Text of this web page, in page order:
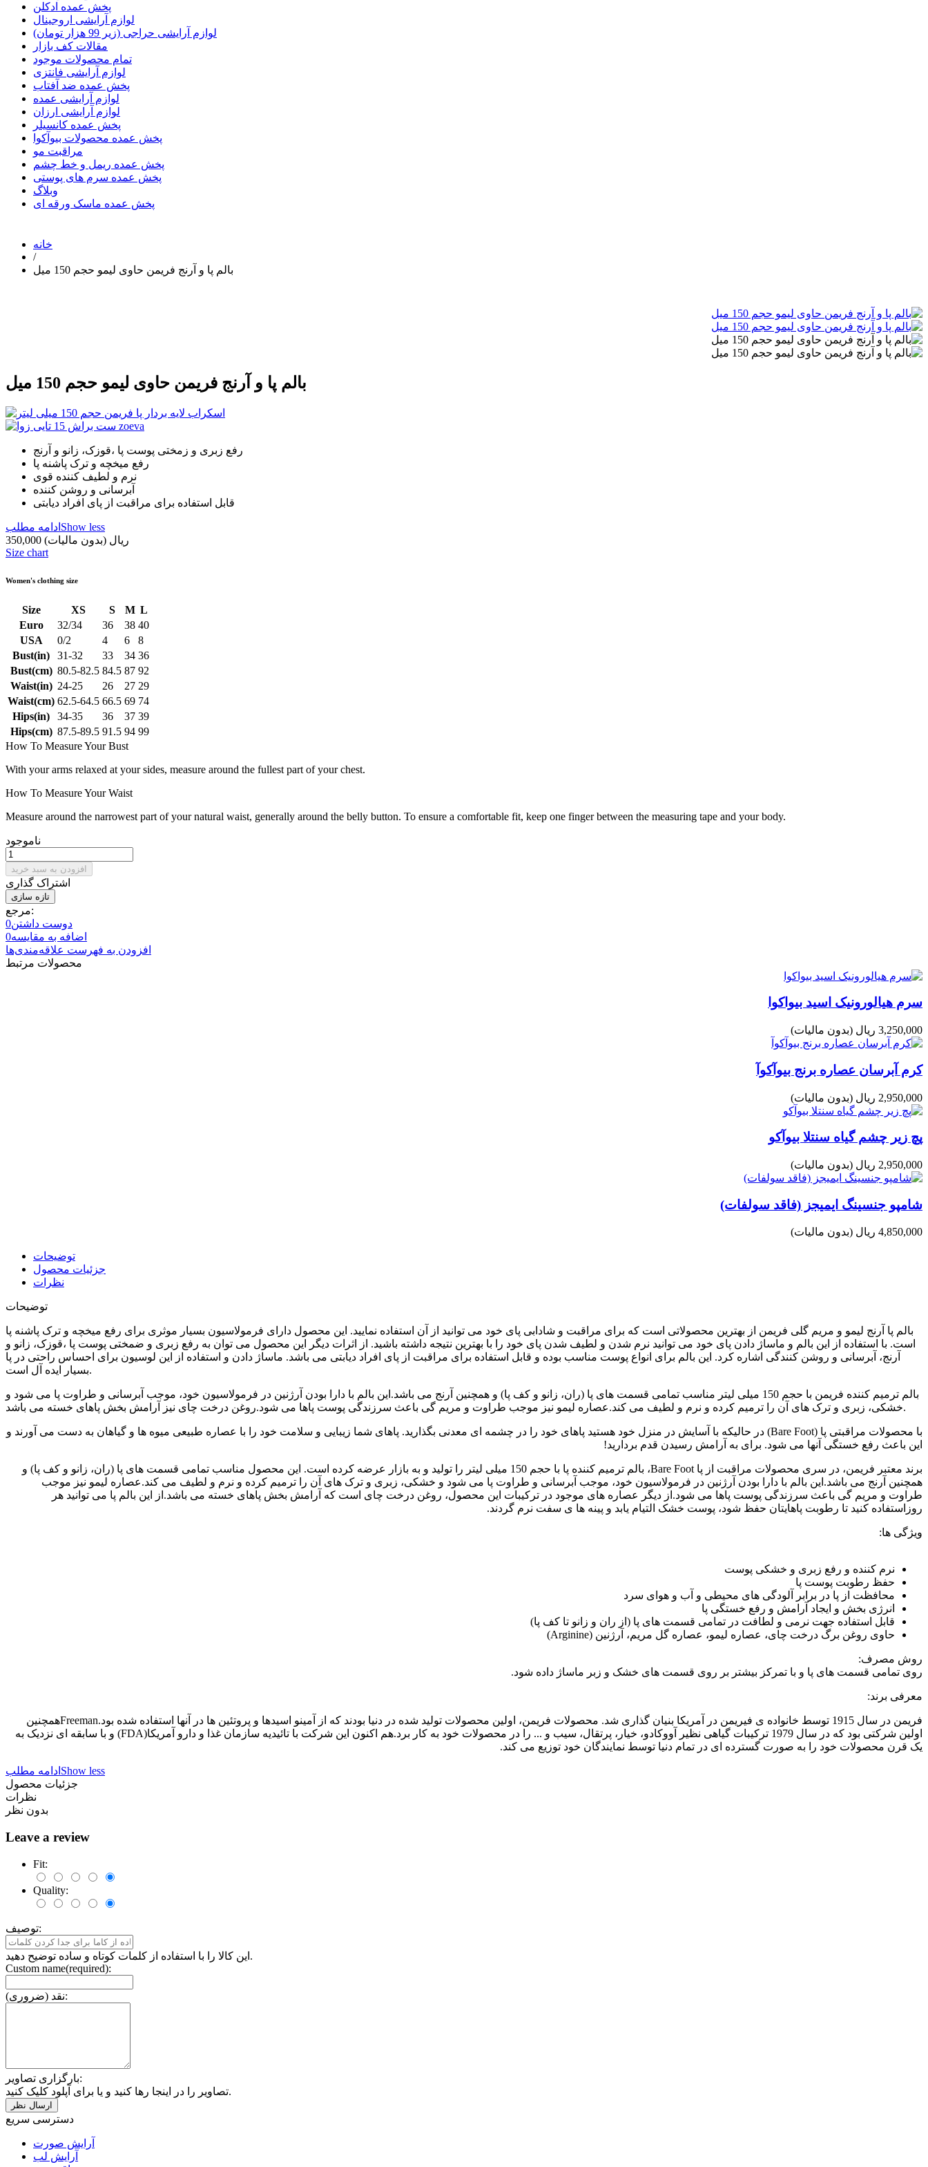
پخش عمده ادکلن
لوازم آرایشی اروجینال
لوازم آرایشی حراجی (زیر 99 هزار تومان)
مقالات کف بازار
تمام محصولات موجود
لوازم آرایشی فانتزی
پخش عمده ضد آفتاب
لوازم آرایشی عمده
لوازم آرایشی ارزان
پخش عمده کانسیلر
پخش عمده محصولات بیوآکوا
مراقبت مو
پخش عمده ریمل و خط چشم
پخش عمده سرم های پوستی
وبلاگ
پخش عمده ماسک ورقه ای
خانه
/
بالم پا و آرنج فریمن حاوی لیمو حجم 150 میل
بالم پا و آرنج فریمن حاوی لیمو حجم 150 میل
رفع زبری و زمختی پوست پا ،قوزک، زانو و آرنج
رفع میخچه و ترک پاشنه پا
نرم و لطیف کننده قوی
آبرسانی و روشن کننده
قابل استفاده برای مراقبت از پای افراد دیابتی
ادامه مطلب Show less
350,000 ریال (بدون مالیات)
Size chart
Women's clothing size
Size XS S M L
Euro
32/34 36 38 40
USA
0/2 4 6
8
Bust(in)
31-32 33 34 36
Bust(cm) 80.5-82.5 84.5 87 92
Waist(in) 24-25 26 27 29
Waist(cm) 62.5-64.5 66.5 69 74
Hips(in)
34-35 36 37 39
Hips(cm) 87.5-89.5 91.5 94 99
How To Measure Your Bust
With your arms relaxed at your sides, measure around the fullest part of your chest.
How To Measure Your Waist
Measure around the narrowest part of your natural waist, generally around the belly button. To ensure a comfortable fit, keep one finger between the measuring tape and your body.
ناموجود
افزودن به سبد خرید
اشتراک گذاری
مرجع:
دوست داشتن0
اضافه به مقایسه0
افزودن به فهرست علاقه‌مندی‌ها
محصولات مرتبط
سرم هیالورونیک اسید بیواکوا
3,250,000 ریال (بدون مالیات)
کرم آبرسان عصاره برنج بیوآکوآ
2,950,000 ریال (بدون مالیات)
پچ زیر چشم گیاه سنتلا بیوآکو
2,950,000 ریال (بدون مالیات)
شامپو جنسینگ ایمیجز (فاقد سولفات)
4,850,000 ریال (بدون مالیات)
توضیحات
جزئیات محصول
نظرات
توضیحات
بالم پا آرنج لیمو و مریم گلی فریمن از بهترین محصولاتی است که برای مراقبت و شادابی پای خود می توانید از آن استفاده نمایید. این محصول دارای فرمولاسیون بسیار موثری برای رفع میخچه و ترک پاشنه پا
است. با استفاده از این بالم و ماساژ دادن پای خود می توانید نرم شدن و لطیف شدن پای خود را با بهترین نتیجه داشته باشید. از اثرات دیگر این محصول می توان به رفع زبری و ضمختی پوست پا ،قوزک، زانو و
آرنج، آبرسانی و روشن کنندگی اشاره کرد. این بالم برای انواع پوست مناسب بوده و قابل استفاده برای مراقبت از پای افراد دیابتی می باشد. ماساژ دادن و استفاده از این لوسیون برای احساس راحتی در پا
بسیار ایده آل است.
بالم ترمیم کننده فریمن با حجم 150 میلی لیتر مناسب تمامی قسمت های پا (ران، زانو و کف پا) و همچنین آرنج می باشد.این بالم با دارا بودن آرژنین در فرمولاسیون خود، موجب آبرسانی و طراوت پا می شود و
خشکی، زبری و ترک های آن را ترمیم کرده و نرم و لطیف می کند.عصاره لیمو نیز موجب طراوت و مریم گی باعث سرزندگی پوست پاها می شود.روغن درخت چای نیز آرامش بخش پاهای خسته می باشد.
با محصولات مراقبتی پا (Bare Foot) در حالیکه با آسایش در منزل خود هستید پاهای خود را در چشمه ای معدنی بگذارید. پاهای شما زیبایی و سلامت خود را با عصاره طبیعی میوه ها و گیاهان به دست می آورند و
این باعث رفع خستگی آنها می شود. برای به آرامش رسیدن قدم بردارید!
برند معتبر فریمن، در سری محصولات مراقبت از پا Bare Foot، بالم ترمیم کننده پا با حجم 150 میلی لیتر را تولید و به بازار عرضه کرده است. این محصول مناسب تمامی قسمت های پا (ران، زانو و کف پا) و
همچنین آرنج می باشد.این بالم با دارا بودن آرژنین در فرمولاسیون خود، موجب آبرسانی و طراوت پا می شود و خشکی، زبری و ترک های آن را ترمیم کرده و نرم و لطیف می کند.عصاره لیمو نیز موجب
طراوت و مریم گی باعث سرزندگی پوست پاها می شود.از دیگر عصاره های موجود در ترکیبات این محصول، روغن درخت چای است که آرامش بخش پاهای خسته می باشد.از این بالم پا می توانید هر
روزاستفاده کنید تا رطوبت پاهایتان حفظ شود، پوست خشک التیام یابد و پینه ها ی سفت نرم گردند.
ویژگی ها:
نرم کننده و رفع زبری و خشکی پوست
حفظ رطوبت پوست پا
محافظت از پا در برابر آلودگی های محیطی و آب و هوای سرد
انرژی بخش و ایجاد آرامش و رفع خستگی پا
قابل استفاده جهت نرمی و لطافت در تمامی قسمت های پا (از ران و زانو تا کف پا)
حاوی روغن برگ درخت چای، عصاره لیمو، عصاره گل مریم، آرژنین (Arginine)
روش مصرف:
روی تمامی قسمت های پا و با تمرکز بیشتر بر روی قسمت های خشک و زبر ماساژ داده شود.
معرفی برند:
فریمن در سال 1915 توسط خانواده ی فیریمن در آمریکا بنیان گذاری شد. محصولات فریمن، اولین محصولات تولید شده در دنیا بودند که از آمینو اسیدها و پروتئین ها در آنها استفاده شده بود.Freemanهمچنین
اولین شرکتی بود که در سال 1979 ترکیبات گیاهی نظیر آووکادو، خیار، پرتقال، سیب و ... را در محصولات خود به کار برد.هم اکنون این شرکت با تائیدیه سازمان غذا و دارو آمریکا(FDA) و با سابقه ای نزدیک به
یک قرن محصولات خود را به صورت گسترده ای در تمام دنیا توسط نمایندگان خود توزیع می کند.
ادامه مطلب Show less
جزئیات محصول
نظرات
بدون نظر
Leave a review
Fit:
Quality:
توصیف:
این کالا را با استفاده از کلمات کوتاه و ساده توضیح دهید.
Custom name(required):
نقد (ضروری):
بارگزاری تصاویر:
تصاویر را در اینجا رها کنید و یا برای آپلود کلیک کنید.
دسترسی سریع
آرایش صورت
آرایش لب